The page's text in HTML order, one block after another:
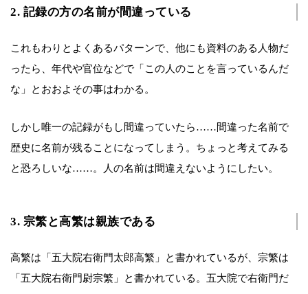
2. 記録の方の名前が間違っている
これもわりとよくあるパターンで、他にも資料のある人物だ
ったら、年代や官位などで「この人のことを言っているんだ
な」とおおよその事はわかる。
しかし唯一の記録がもし間違っていたら……間違った名前で
歴史に名前が残ることになってしまう。ちょっと考えてみる
と恐ろしいな……。人の名前は間違えないようにしたい。
3. 宗繁と高繁は親族である
高繁は「五大院右衛門太郎高繁」と書かれているが、宗繁は
「五大院右衛門尉宗繁」と書かれている。五大院で右衛門だ